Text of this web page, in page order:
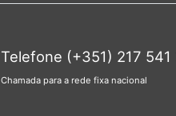
Telefone (+351) 217 541
Chamada para a rede fixa nacional